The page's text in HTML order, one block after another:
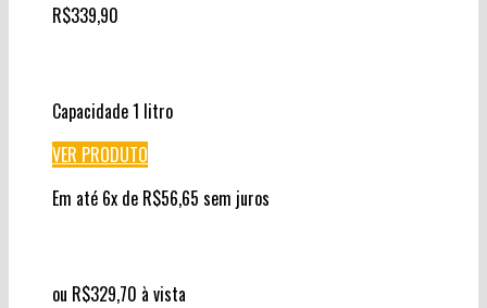
R$339,90
Capacidade 1 litro
VER PRODUTO
Em até 6x de R$56,65 sem juros
ou R$329,70 à vista